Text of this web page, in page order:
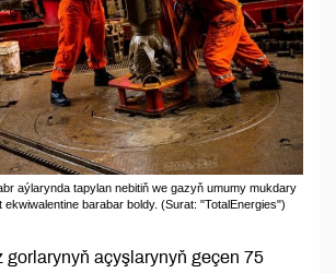
aýlarynda tapylan nebitiň we gazyň umumy mukdary
ekwiwalentine barabar boldy. (Surat: "TotalEnergies")
gorlarynyň açyşlarynyň geçen 75